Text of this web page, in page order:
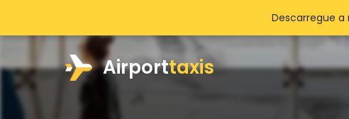
Airporttaxis
Descarregue